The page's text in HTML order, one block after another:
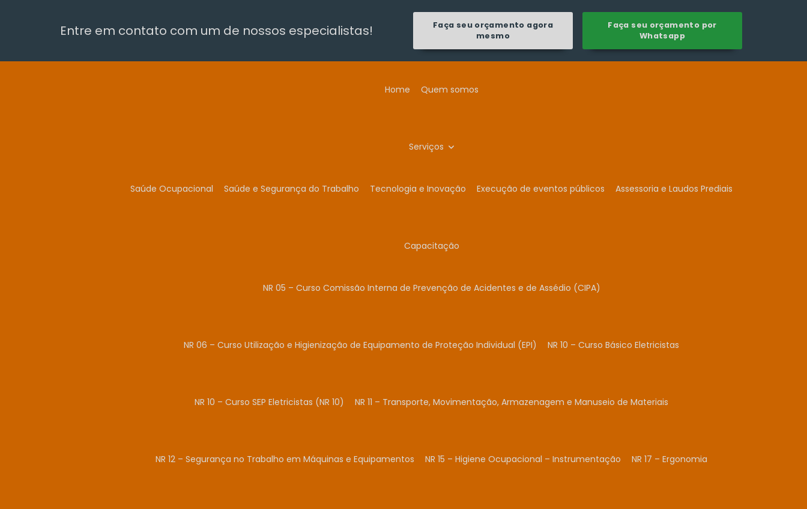
Entre em contato com um de nossos especialistas!
Faça seu orçamento agora
mesmo
Faça seu orçamento por
Whatsapp
Home Quem somos
Serviços
Saúde Ocupacional Saúde e Segurança do Trabalho Tecnologia e Inovação Execução de eventos públicos Assessoria e Laudos Prediais
Capacitação
NR 05 – Curso Comissão Interna de Prevenção de Acidentes e de Assédio (CIPA)
NR 06 – Curso Utilização e Higienização de Equipamento de Proteção Individual (EPI) NR 10 – Curso Básico Eletricistas
NR 10 – Curso SEP Eletricistas (NR 10) NR 11 – Transporte, Movimentação, Armazenagem e Manuseio de Materiais
NR 12 – Segurança no Trabalho em Máquinas e Equipamentos NR 15 – Higiene Ocupacional – Instrumentação NR 17 – Ergonomia